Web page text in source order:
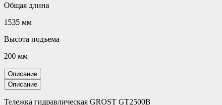
Общая длина
1535 мм
Высота подъема
200 мм
Описание
Описание
Тележка гидравлическая GROST GT2500B